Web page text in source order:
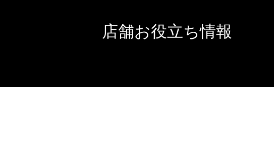
店舗お役立ち情報